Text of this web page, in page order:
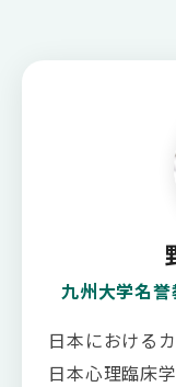
九州大学名
日本における
日本心理臨床